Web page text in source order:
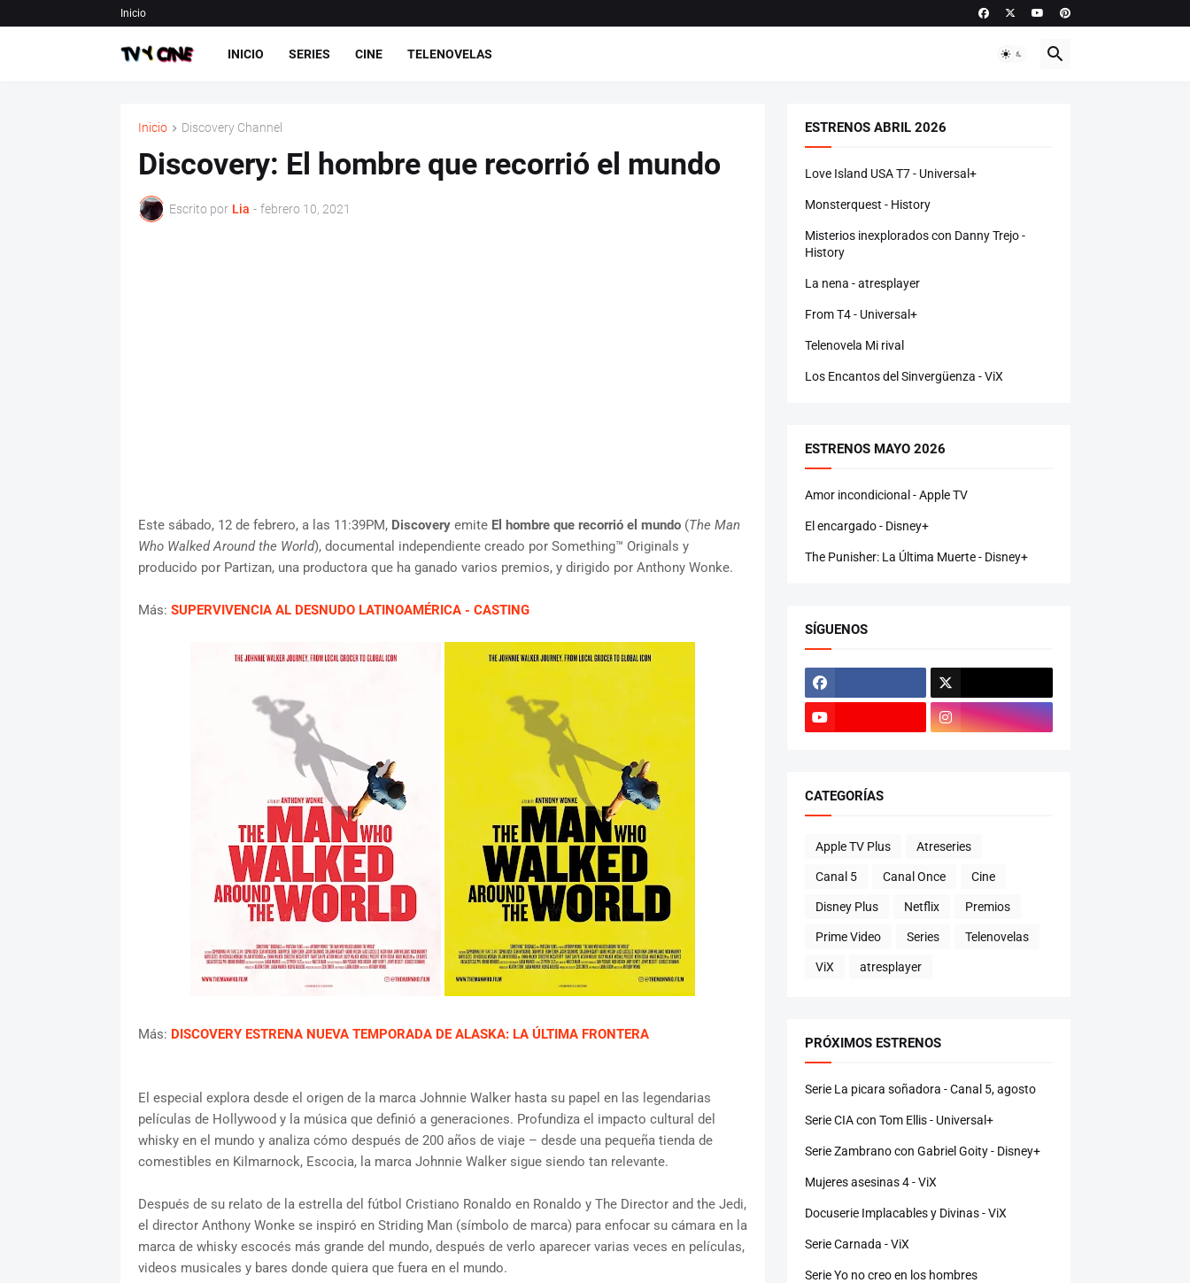
Inicio
INICIO SERIES CINE TELENOVELAS
Inicio Discovery Channel
Discovery: El hombre que recorrió el mundo
Escrito por Lia - febrero 10, 2021
Este sábado, 12 de febrero, a las 11:39PM, Discoveryemite El hombre que recorrió el mundo(The Man
Who Walked Around the World), documental independiente creado por Something™ Originals y
producido por Partizan, una productora que ha ganado varios premios, y dirigido por Anthony Wonke.
Más: SUPERVIVENCIA AL DESNUDO LATINOAMÉRICA - CASTING
Más: DISCOVERY ESTRENA NUEVA TEMPORADA DE ALASKA: LA ÚLTIMA FRONTERA
El especial explora desde el origen de la marca Johnnie Walker hasta su papel en las legendarias
películas de Hollywood y la música que definió a generaciones. Profundiza el impacto cultural del
whisky en el mundo y analiza cómo después de 200 años de viaje – desde una pequeña tienda de
comestibles en Kilmarnock, Escocia, la marca Johnnie Walker sigue siendo tan relevante.
Después de su relato de la estrella del fútbol Cristiano Ronaldo en Ronaldo y The Director and the Jedi,
el director Anthony Wonke se inspiró en Striding Man (símbolo de marca) para enfocar su cámara en la
marca de whisky escocés más grande del mundo, después de verlo aparecer varias veces en películas,
videos musicales y bares donde quiera que fuera en el mundo.
ESTRENOS ABRIL 2026
Love Island USA T7 - Universal+
Monsterquest - History
Misterios inexplorados con Danny Trejo -
History
La nena - atresplayer
From T4 - Universal+
Telenovela Mi rival
Los Encantos del Sinvergüenza - ViX
ESTRENOS MAYO 2026
Amor incondicional - Apple TV
El encargado - Disney+
The Punisher: La Última Muerte - Disney+
SÍGUENOS
CATEGORÍAS
Apple TV Plus Atreseries
Canal 5 Canal Once Cine
Disney Plus Netflix Premios
Prime Video Series Telenovelas
ViX atresplayer
PRÓXIMOS ESTRENOS
Serie La picara soñadora - Canal 5, agosto
Serie CIA con Tom Ellis - Universal+
Serie Zambrano con Gabriel Goity - Disney+
Mujeres asesinas 4 - ViX
Docuserie Implacables y Divinas - ViX
Serie Carnada - ViX
Serie Yo no creo en los hombres